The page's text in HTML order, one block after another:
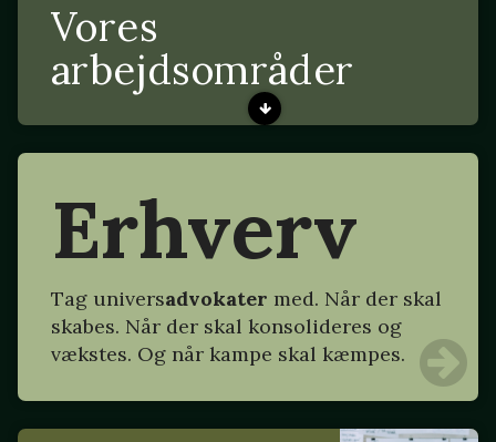
Vores
arbejdsområder
Erhverv
Tag universadvokater med. Når der skal
skabes. Når der skal konsolideres og
vækstes. Og når kampe skal kæmpes.